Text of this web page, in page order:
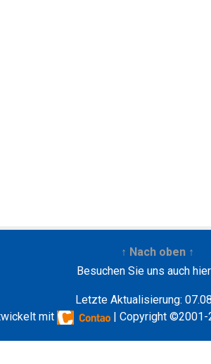
↑ Nach oben ↑
Besuchen Sie uns auch
Letzte Aktualisierung:
mit
| Copyright ©2001-